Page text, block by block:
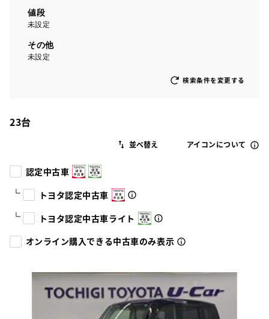
値段
未設定
その他
未設定
検索条件を変更する
23台
アイコンについて
認定中古車
トヨタ認定中古車
トヨタ認定中古車ライト
オンライン購入できる中古車のみ表示